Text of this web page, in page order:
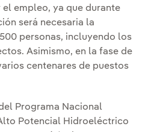
empleo, ya que durante
será necesaria la
personas, incluyendo los
Asimismo, en la fase de
centenares de puestos
Programa Nacional
Potencial Hidroeléctrico